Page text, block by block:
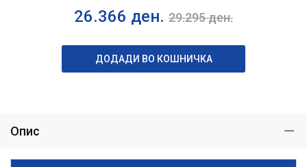
26.366 ден. 29.295ден.
ДОДАДИ ВО КОШНИЧКА
Опис